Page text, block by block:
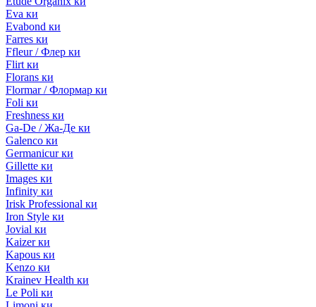
Eva ки
Evabond ки
Farres ки
Ffleur / Флер ки
Flirt ки
Florans ки
Flormar / Флормар ки
Foli ки
Freshness ки
Ga-De / Жа-Де ки
Galenco ки
Germanicur ки
Gillette ки
Images ки
Infinity ки
Irisk Professional ки
Iron Style ки
Jovial ки
Kaizer ки
Kapous ки
Kenzo ки
Krainev Health ки
Le Poli ки